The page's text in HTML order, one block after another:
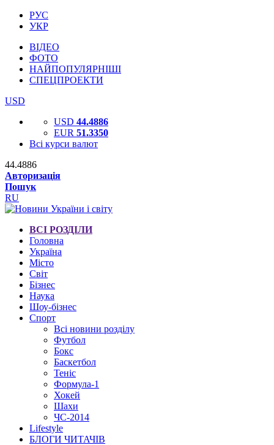
РУС
УКР
ВІДЕО
ФОТО
НАЙПОПУЛЯРНІШІ
СПЕЦПРОЕКТИ
USD
USD 44.4886
EUR 51.3350
Всі курси валют
44.4886
Авторизація
Пошук
RU
ВСІ РОЗДІЛИ
Головна
Україна
Місто
Світ
Бізнес
Наука
Шоу-бізнес
Спорт
Всі новини розділу
Футбол
Бокс
Баскетбол
Теніс
Формула-1
Хокей
Шахи
ЧС-2014
Lifestyle
БЛОГИ ЧИТАЧІВ